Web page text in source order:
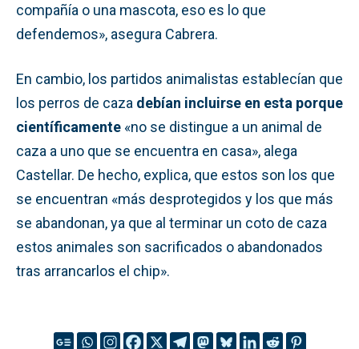
compañía o una mascota, eso es lo que
defendemos», asegura Cabrera.
En cambio, los partidos animalistas establecían que
los perros de caza debían incluirse en esta porque
científicamente «no se distingue a un animal de
caza a uno que se encuentra en casa», alega
Castellar. De hecho, explica, que estos son los que
se encuentran «más desprotegidos y los que más
se abandonan, ya que al terminar un coto de caza
estos animales son sacrificados o abandonados
tras arrancarlos el chip».